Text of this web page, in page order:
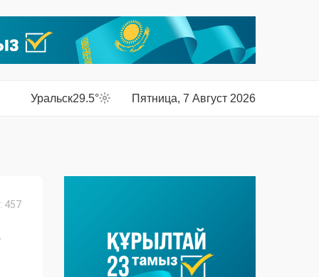
Уральск29.5° Пятница, 7 Август 2026
457